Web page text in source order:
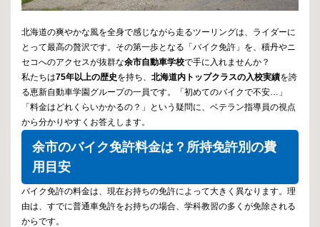
北海道の爽やかな風を全身で感じながら走るツーリングは、ライダーに
とって最高の贅沢です。その第一歩となる「バイク免許」を、積丹やニ
セコへのアクセスが抜群な余市自動車学校で手に入れませんか？
私たちは75年以上の歴史を持ち、 北海道内トップクラスの入校実績を誇
る恵新自動車学園グループの一員です。「初めてのバイクで不安…」
「料金はどれくらいかかるの？」という疑問に、ベテラン指導員の視点
から分かりやすくお答えします。
余市のバイク免許料金は？所持免許別の費
用目安
バイク免許の料金は、現在お持ちの免許によって大きく異なります。理
由は、すでに普通車免許をお持ちの場合、学科教習の多くが免除される
からです。